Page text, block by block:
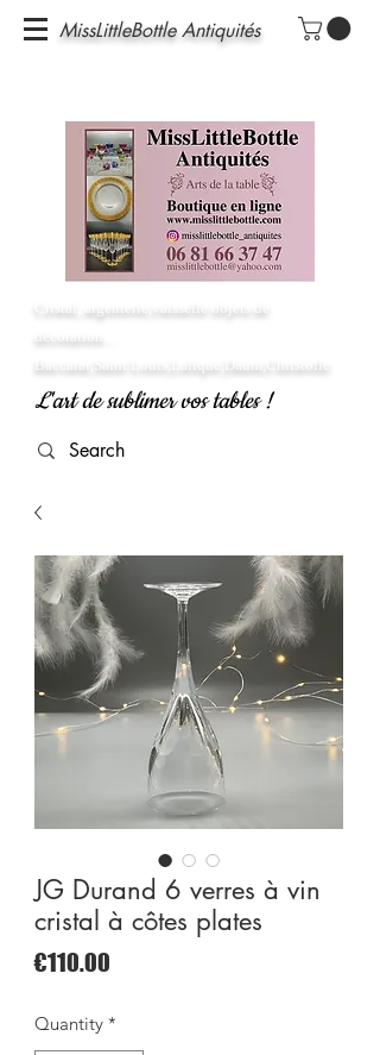
MissLittleBottle Antiquités
Cristal, argenterie,vaisselle objets de
décoration...
Baccarat,Saint Louis,Lalique,Daum,Christofle
L'art de sublimer vos tables !
JG Durand 6 verres à vin
cristal à côtes plates
€110.00
Quantity *